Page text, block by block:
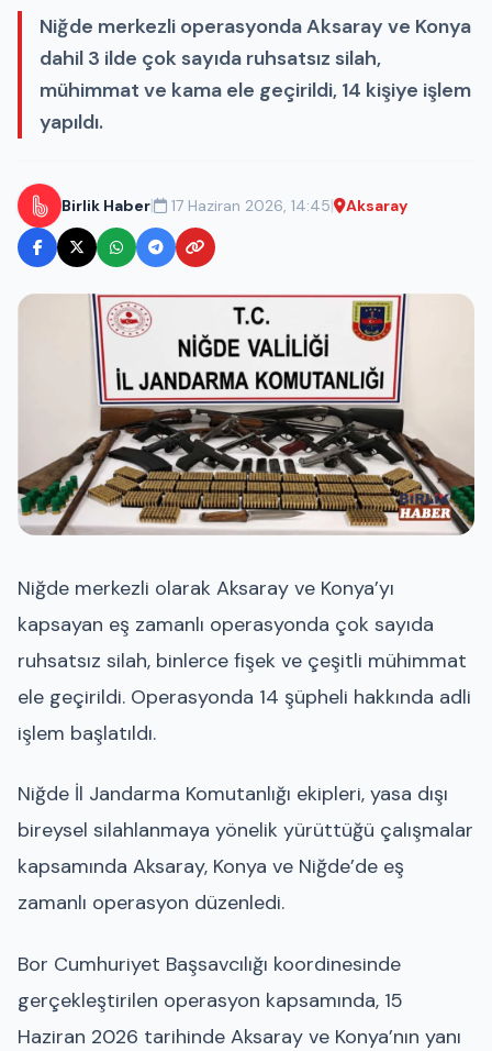
Niğde merkezli operasyonda Aksaray ve Konya
dahil 3 ilde çok sayıda ruhsatsız silah,
mühimmat ve kama ele geçirildi, 14 kişiye işlem
yapıldı.
Birlik Haber| 17 Haziran 2026, 14:45| Aksaray
Niğde merkezli olarak Aksaray ve Konya’yı
kapsayan eş zamanlı operasyonda çok sayıda
ruhsatsız silah, binlerce fişek ve çeşitli mühimmat
ele geçirildi. Operasyonda 14 şüpheli hakkında adli
işlem başlatıldı.
Niğde İl Jandarma Komutanlığı ekipleri, yasa dışı
bireysel silahlanmaya yönelik yürüttüğü çalışmalar
kapsamında Aksaray, Konya ve Niğde’de eş
zamanlı operasyon düzenledi.
Bor Cumhuriyet Başsavcılığı koordinesinde
gerçekleştirilen operasyon kapsamında, 15
Haziran 2026 tarihinde Aksaray ve Konya’nın yanı